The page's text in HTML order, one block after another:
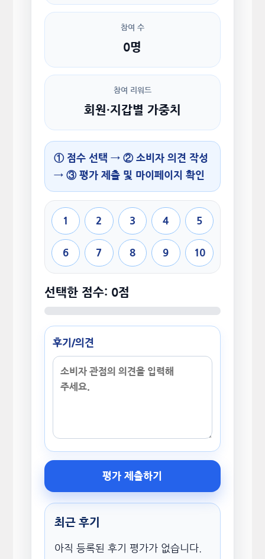
참여 수
0명
참여 리워드
회원·지갑별 가중치
① 점수 선택 → ② 소비자 의견 작성
→ ③ 평가 제출 및 마이페이지 확인
1 2 3 4 5
6 7 8 9 10
선택한 점수: 0점
후기/의견
평가 제출하기
최근 후기
아직 등록된 후기 평가가 없습니다.